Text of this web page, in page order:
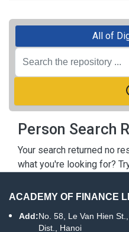
All of
Person Search
Your search returned no
what you're looking for?
ACADEMY OF FINANCE
Add:No. 58, Le Van Hien
Dist., Hanoi